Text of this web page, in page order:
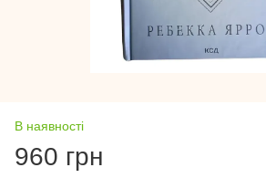
В наявності
960 грн